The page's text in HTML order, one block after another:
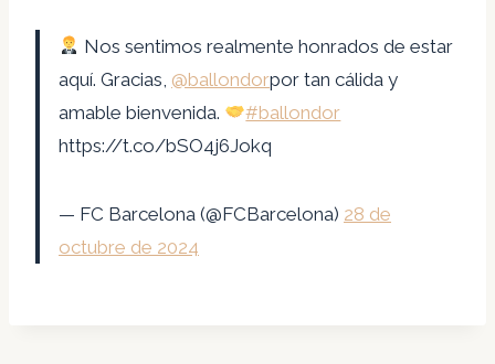
Nos sentimos realmente honrados de estar
aquí. Gracias, @ballondorpor tan cálida y
amable bienvenida.
#ballondor
https://t.co/bSO4j6Jokq
— FC Barcelona (@FCBarcelona) 28 de
octubre de 2024